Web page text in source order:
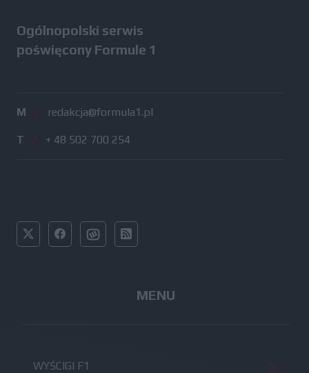
Ogólnopolski serwis
poświęcony Formule 1
M / redakcja@formula1.pl
T / + 48 502 700 254
MENU
WYŚCIGI F1